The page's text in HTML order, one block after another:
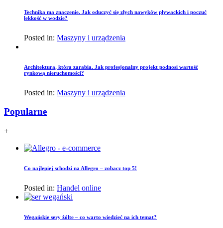
Technika ma znaczenie. Jak oduczyć się złych nawyków pływackich i poczuć
lekkość w wodzie?
Posted in: Maszyny i urządzenia
Architektura, która zarabia. Jak profesjonalny projekt podnosi wartość
rynkową nieruchomości?
Posted in: Maszyny i urządzenia
Popularne
+
Co najlepiej schodzi na Allegro – zobacz top 5!
Posted in: Handel online
Wegańskie sery żółte – co warto wiedzieć na ich temat?